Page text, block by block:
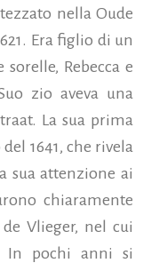
nella Oude
Era figlio di un
Rebecca e
zio aveva una
La sua prima
1641, che rivela
sua attenzione ai
chiaramente
Vlieger, nel cui
In pochi anni si